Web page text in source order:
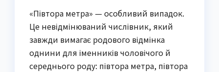
«Півтора метра» — особливий випадок.
Це невідмінюваний числівник, який
завжди вимагає родового відмінка
однини для іменників чоловічого й
середнього роду: півтора метра, півтора